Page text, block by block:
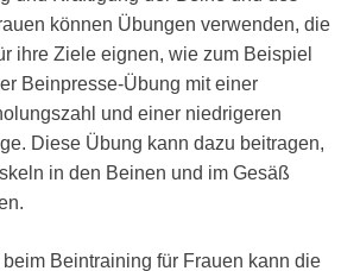
können Übungen verwenden, die
ihre Ziele eignen, wie zum Beispiel
Beinpresse-Übung mit einer
und einer niedrigeren
Diese Übung kann dazu beitragen,
in den Beinen und im Gesäß
Beintraining für Frauen kann die